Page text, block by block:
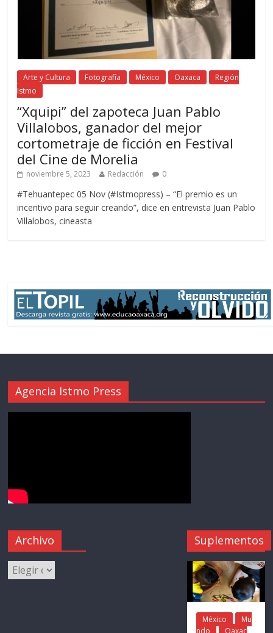
Arte y Cultura Fotografía México Oaxaca
Región
Istmo
“Xquipi” del zapoteca Juan Pablo
Villalobos, ganador del mejor
cortometraje de ficción en Festival
del Cine de Morelia
noviembre 5, 2023 Redacción 0
#Tehuantepec 05 Nov (#Istmopress) – “El premio es un
incentivo para seguir creando”, dice en entrevista Juan Pablo
Villalobos, cineasta
Agencia Istmo Press
Archivo Suplementos
México
Mu